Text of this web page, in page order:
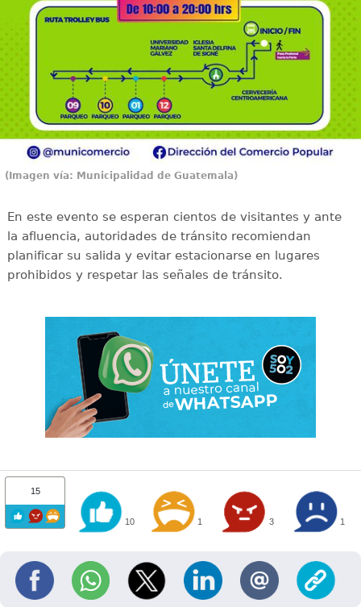
(Imagen vía: Municipalidad de Guatemala)
En este evento se esperan cientos de visitantes y ante
la afluencia, autoridades de tránsito recomiendan
planificar su salida y evitar estacionarse en lugares
prohibidos y respetar las señales de tránsito.
15
10 1 3 1